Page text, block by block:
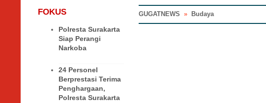
FOKUS
Polresta Surakarta
Siap Perangi
Narkoba
24 Personel
Berprestasi Terima
Penghargaan,
Polresta Surakarta
GUGATNEWS » Budaya